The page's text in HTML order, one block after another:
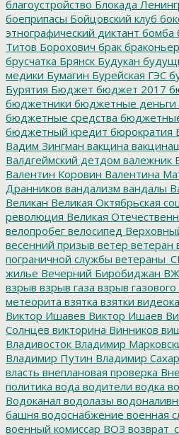
благоустройство Блокада
боеприпасы Бойцовский клуб
этнографический диктант бомба
Титов Борохович брак браконьер
брусчатка Брянск Будукан
медики Бумагин Бурейская ГЭС
Бурятия Бюджет бюджет 2017
бюджетники бюджетные деньги
бюджетные средства
бюджетный кредит бюрократия
Вадим Зингман вакцина
Валдгеймский детдом валежник
Валентин Коровин Валентина
Дранников вандализм вандалы
Великан Великая Октябрьская
революция Великая
велопробег велосипед
весенний призыв ветер ветеран
пограничной службы
жилье Вечерний Биробиджан
взрыв взрыв газа взрыв
метеорита взятка взятки
Виктор Ишавев Виктор Ишаев
Солнцев викторина Винников
Владивосток Владимир
Владимир Путин Владимир
власть внеплановая проверка
политика вода водители водка
Водоканал водолазы
башня водоснабжение военная
военный комиссар ВОЗ